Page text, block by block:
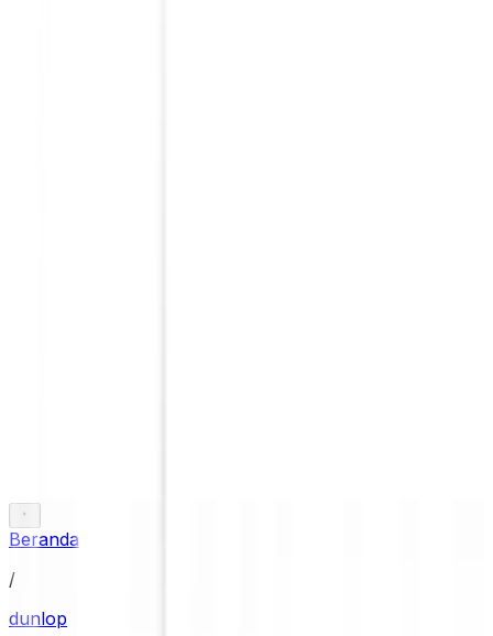
Beranda
/
dunlop